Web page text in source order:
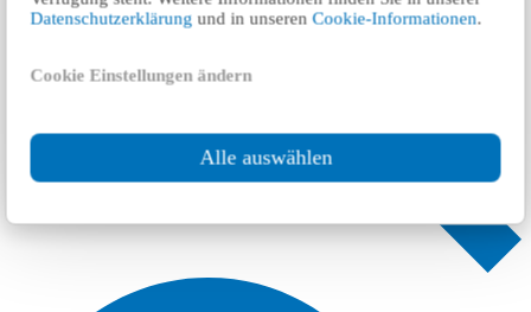
Datenschutzerklärung und in unserenCookie-Informationen.
Cookie Einstellungen ändern
Alle auswählen